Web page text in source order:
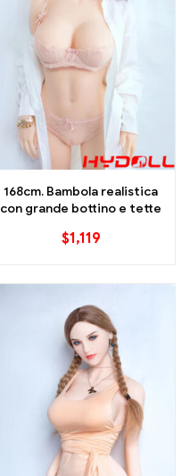
168cm. Bambola realistica
con grande bottino e tette
$1,119